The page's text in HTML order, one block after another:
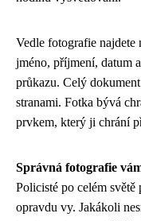
Vedle fotografie najdete
jméno, příjmení, datum
průkazu. Celý
stranami. Fotka bývá
prvkem, který ji chrání
Správná fotografie
Policisté po celém
opravdu vy. Jakákoli